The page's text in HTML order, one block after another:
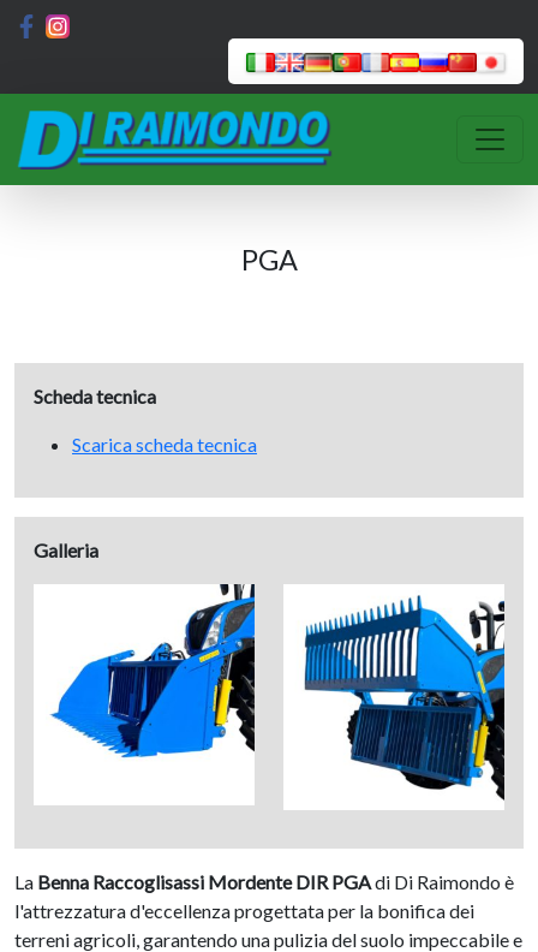
PGA
Scheda tecnica
Scarica scheda tecnica
Galleria
La Benna Raccoglisassi Mordente DIR PGAdi Di Raimondo è
l'attrezzatura d'eccellenza progettata per la bonifica dei
terreni agricoli, garantendo una pulizia del suolo impeccabile e